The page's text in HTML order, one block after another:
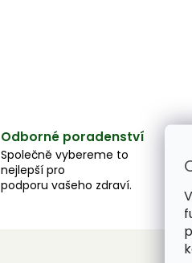
Odborné poradenství
Společně vybereme to
nejlepší pro
podporu vašeho zdraví.